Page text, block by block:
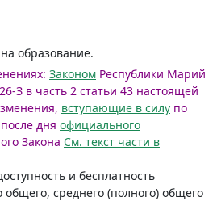
образование.
Законом Республики Марий
З в часть 2 статьи 43 настоящей
вступающие в силу по
дня официального
Закона См. текст части в
и бесплатность
общего, среднего (полного) общего